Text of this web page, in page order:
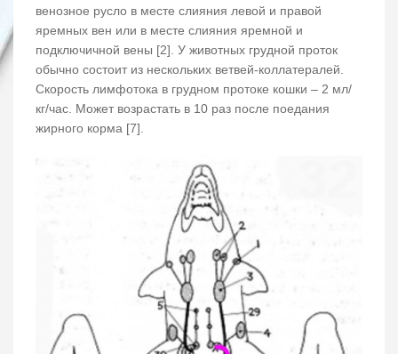
венозное русло в месте слияния левой и правой
яремных вен или в месте слияния яремной и
подключичной вены [2]. У животных грудной проток
обычно состоит из нескольких ветвей-коллатералей.
Скорость лимфотока в грудном протоке кошки – 2 мл/
кг/час. Может возрастать в 10 раз после поедания
жирного корма [7].